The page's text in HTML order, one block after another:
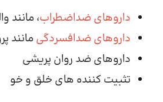
داروهای ضداضطراب، مانند
داروهای ضدافسردگی مانند
داروهای ضد روان پریشی
تثبیت کننده های خلق و خو